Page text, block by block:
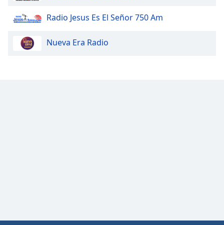
Opacity
Caption
Radio Jesus Es El Señor 750 Am
Nueva Era Radio